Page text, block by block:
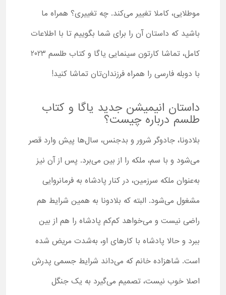
موطلایی، کاملا تغییر می‌کند. چه تغییری؟ همراه ما
باشید که داستان آن را برای شما بگوییم تا با اطلاعات
کامل، تماشا کارتون سینمایی یاگا و کتاب طلسم 2023
با دوبله فارسی را همراه فرزندان‌تان تماشا کنید!
داستان انیمیشن جدید یاگا و کتاب
طلسم درباره چیست؟
بلادونا، جادوگر شرور و بدجنس، سال‌ها پیش وارد قصر
می‌شود و با سم، ملکه را از بین می‌برد. پس از آن نیز
به‌عنوان ملکه سرزمین، در کنار پادشاه به فرمانروایی
مشغول می‌شود. البته که بلادونا به همین شرایط هم
راضی نیست و می‌خواهد کم‌کم پادشاه را هم از بین
ببرد و حالا پادشاه با کارهای او، به‌شدت مریض شده
است. شاهزاده خانم که می‌داند شرایط جسمی پدرش
اصلا خوب نیست، تصمیم می‌گیرد به یک جنگل